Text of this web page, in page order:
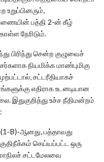
பத்தி 2-ன் கீழ்
நேரிடும்.
பிரிந்து சென்ற குழுவைச்
நியமிக்க மாண்புமிகு
சட்டரீதியாகச்
எதிராக உடனடியான
இதுகுறித்து உச்ச நீதிமன்றம்
B)-ஆனது, பத்தாவது
செய்யப்பட்ட ஒரு
சட்டமேலவை